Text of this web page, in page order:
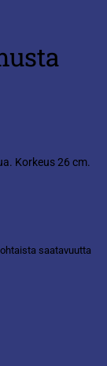
Korkeus 26 cm.
saatavuutta